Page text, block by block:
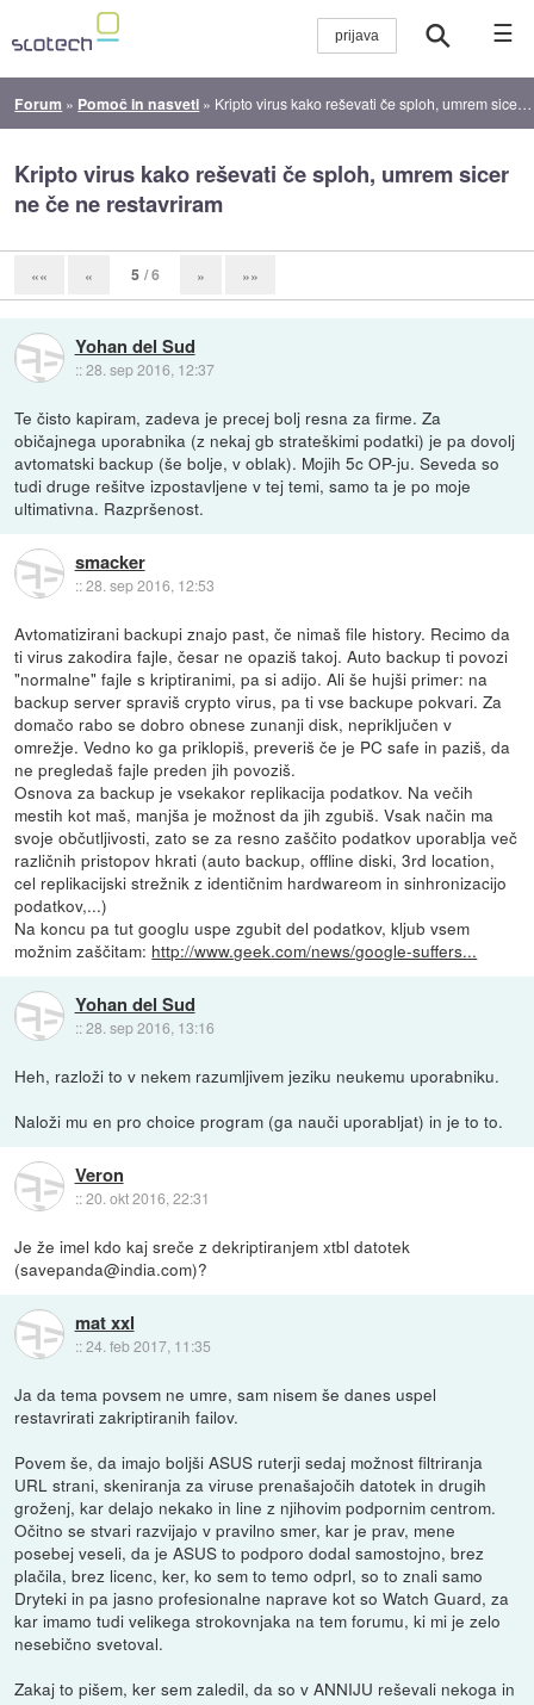
☰
Forum » Pomoč in nasveti » Kripto virus kako reševati če sploh, umrem sicer ne če ne restavriram
Kripto virus kako reševati če sploh, umrem sicer
ne če ne restavriram
«« « 5 / 6 » »»
Yohan del Sud
::28. sep 2016, 12:37
Te čisto kapiram, zadeva je precej bolj resna za firme. Za
običajnega uporabnika (z nekaj gb strateškimi podatki) je pa dovolj
avtomatski backup (še bolje, v oblak). Mojih 5c OP-ju. Seveda so
tudi druge rešitve izpostavljene v tej temi, samo ta je po moje
ultimativna. Razpršenost.
smacker
::28. sep 2016, 12:53
Avtomatizirani backupi znajo past, če nimaš file history. Recimo da
ti virus zakodira fajle, česar ne opaziš takoj. Auto backup ti povozi
"normalne" fajle s kriptiranimi, pa si adijo. Ali še hujši primer: na
backup server spraviš crypto virus, pa ti vse backupe pokvari. Za
domačo rabo se dobro obnese zunanji disk, nepriključen v
omrežje. Vedno ko ga priklopiš, preveriš če je PC safe in paziš, da
ne pregledaš fajle preden jih povoziš.
Osnova za backup je vsekakor replikacija podatkov. Na večih
mestih kot maš, manjša je možnost da jih zgubiš. Vsak način ma
svoje občutljivosti, zato se za resno zaščito podatkov uporablja več
različnih pristopov hkrati (auto backup, offline diski, 3rd location,
cel replikacijski strežnik z identičnim hardwareom in sinhronizacijo
podatkov,...)
Na koncu pa tut googlu uspe zgubit del podatkov, kljub vsem
možnim zaščitam: http://www.geek.com/news/google-suffers...
Yohan del Sud
::28. sep 2016, 13:16
Heh, razloži to v nekem razumljivem jeziku neukemu uporabniku.
Naloži mu en pro choice program (ga nauči uporabljat) in je to to.
Veron
::20. okt 2016, 22:31
Je že imel kdo kaj sreče z dekriptiranjem xtbl datotek
(savepanda@india.com)?
mat xxl
::24. feb 2017, 11:35
Ja da tema povsem ne umre, sam nisem še danes uspel
restavrirati zakriptiranih failov.
Povem še, da imajo boljši ASUS ruterji sedaj možnost filtriranja
URL strani, skeniranja za viruse prenašajočih datotek in drugih
groženj, kar delajo nekako in line z njihovim podpornim centrom.
Očitno se stvari razvijajo v pravilno smer, kar je prav, mene
posebej veseli, da je ASUS to podporo dodal samostojno, brez
plačila, brez licenc, ker, ko sem to temo odprl, so to znali samo
Dryteki in pa jasno profesionalne naprave kot so Watch Guard, za
kar imamo tudi velikega strokovnjaka na tem forumu, ki mi je zelo
nesebično svetoval.
Zakaj to pišem, ker sem zaledil, da so v ANNIJU reševali nekoga in